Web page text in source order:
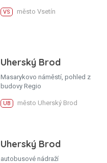
VS město Vsetín
Uherský Brod
Masarykovo náměstí, pohled z
budovy Regio
UB město Uherský Brod
Uherský Brod
autobusové nádraží